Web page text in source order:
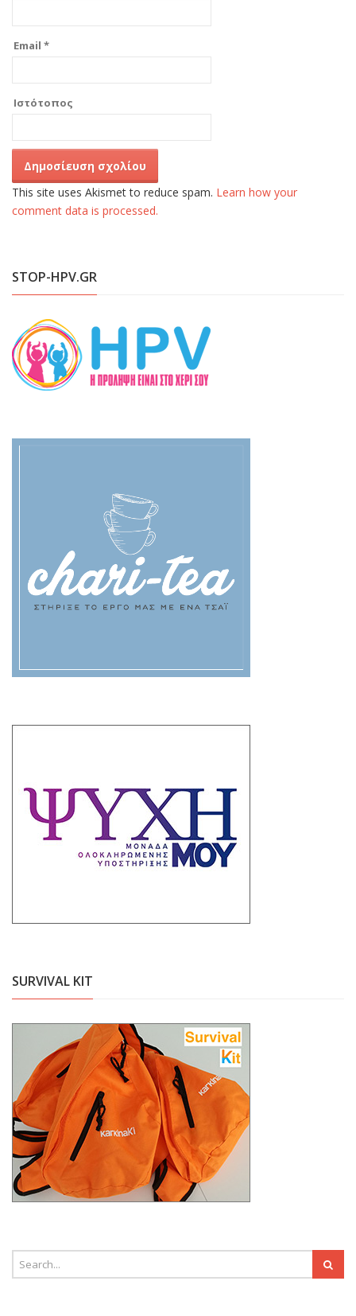
Email *
Ιστότοπος
This site uses Akismet to reduce spam. Learn how your
comment data is processed.
STOP-HPV.GR
SURVIVAL KIT